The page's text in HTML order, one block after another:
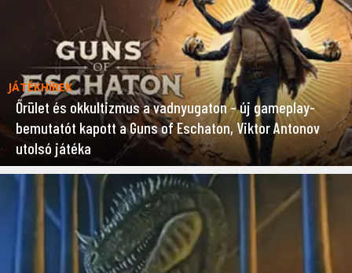
JÁTÉKHÍREK
Őrület és okkultizmus a vadnyugaton – új gameplay-
bemutatót kapott a Guns of Eschaton, Viktor Antonov
utolsó játéka